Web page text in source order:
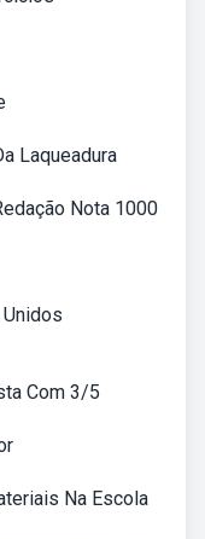
Laqueadura
Nota 1000
Com 3/5
Na Escola